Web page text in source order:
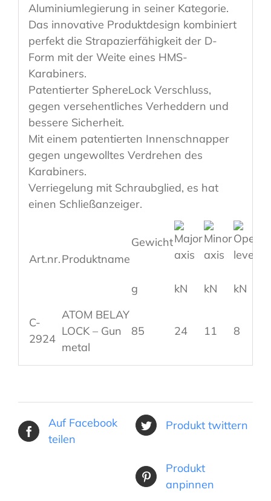
Aluminiumlegierung in seiner Kategorie.
Das innovative Produktdesign kombiniert
perfekt die Strapazierfähigkeit der D-
Form mit der Weite eines HMS-
Karabiners.
Patentierter SphereLock Verschluss,
gegen versehentliches Verheddern und
bessere Sicherheit.
Mit einem patentierten Innenschnapper
gegen ungewolltes Verdrehen des
Karabiners.
Verriegelung mit Schraubglied, es hat
einen Schließanzeiger.
Art.nr.Produktname
Gewicht
g kN kN kN
C-
2924
ATOM BELAY
LOCK – Gun
metal
85 24 11 8
Auf Facebook
teilen
Produkt twittern
Produkt
anpinnen